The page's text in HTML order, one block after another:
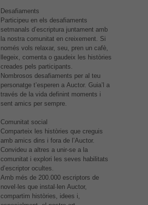
Desafiaments
Participeu en els desafiaments
setmanals d’escriptura juntament amb
la nostra comunitat en creixement. Si
només vols relaxar, seu, pren un cafè,
llegeix, comenta o gaudeix les històries
creades pels participants.
Nombrosos desafiaments per al teu
personatge t’esperen a Auctor. Guia’l a
través de la vida definint moments i
sent amics per sempre.
Comunitat social
Comparteix les històries que creguis
amb amics dins i fora de l’Auctor.
Convideu a altres a unir-se a la
comunitat i explori les seves habilitats
d’escriptor ocultes.
Amb més de 200.000 escriptors de
novel·les que instal·len Auctor,
compartim històries, idees i,